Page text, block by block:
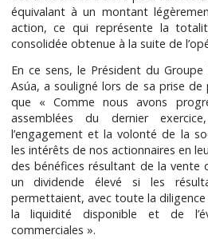
équivalant à un montant
action, ce qui représente la
consolidée obtenue à la suite de
En ce sens, le Président du Groupe
Asúa, a souligné lors de sa prise de
que « Comme nous avons
assemblées du dernier
l’engagement et la volonté de la
les intérêts de nos actionnaires en
des bénéfices résultant de la vente
un dividende élevé si les
permettaient, avec toute la
la liquidité disponible et de
commerciales ».